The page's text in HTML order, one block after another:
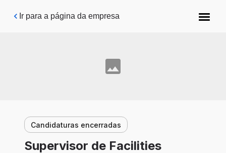
Pular para o conteúdo principal
Ir para a página da empresa
Candidaturas encerradas
Supervisor de Facilities